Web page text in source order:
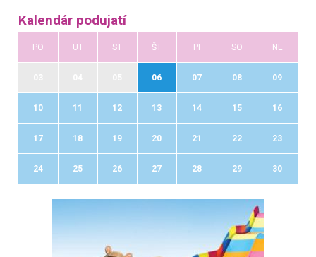
Kalendár podujatí
PO UT ST ŠT PI SO NE
06 07 08 09
10 11 12 13 14 15 16
17 18 19 20 21 22 23
24 25 26 27 28 29 30